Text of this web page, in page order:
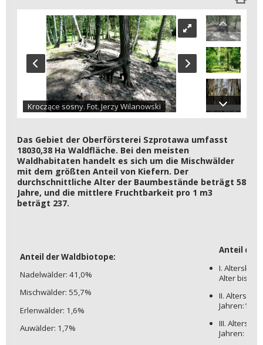
Kroczące sosny. Fot. Jerzy Wilanowski
Das Gebiet der Oberförsterei Szprotawa umfasst
18030,38 Ha Waldfläche. Bei den meisten
Waldhabitaten handelt es sich um die Mischwälder
mit dem größten Anteil von Kiefern. Der
durchschnittliche Alter der Baumbestände beträgt 58
Jahre, und die mittlere Fruchtbarkeit pro 1 m3
beträgt 237.
Anteil der Waldbiotope:
Nadelwälder: 41,0%
Mischwälder: 55,7%
Erlenwälder: 1,6%
Auwälder: 1,7%
Anteil der
I.
Alter bis 20
II.
III.
Jahren: